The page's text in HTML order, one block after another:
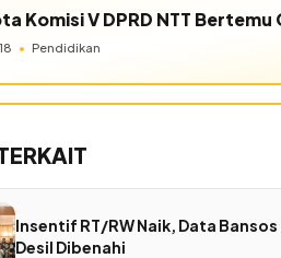
Komisi V DPRD NTT Bertemu
• Pendidikan
Insentif RT/RW Naik, Data Bansos
Desil Dibenahi